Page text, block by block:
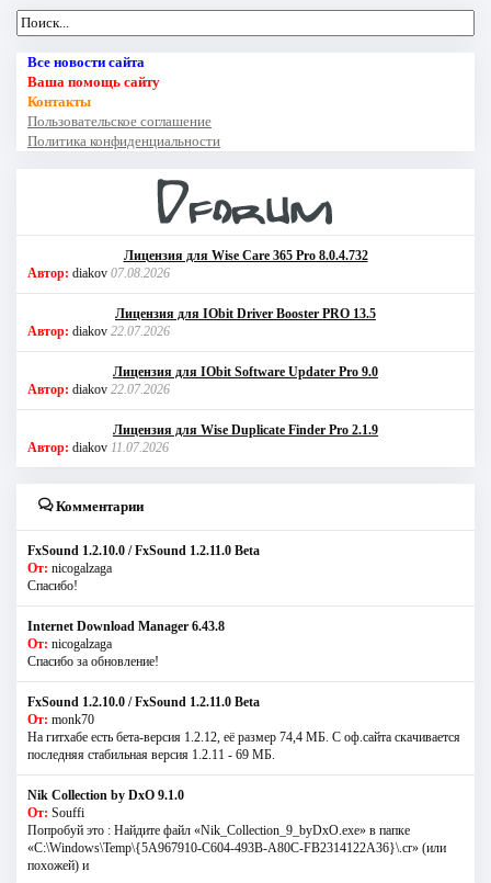
Все новости сайта
Ваша помощь сайту
Контакты
Пользовательское соглашение
Политика конфиденциальности
Лицензия для Wise Care 365 Pro 8.0.4.732
Автор: diakov 07.08.2026
Лицензия для IObit Driver Booster PRO 13.5
Автор: diakov 22.07.2026
Лицензия для IObit Software Updater Pro 9.0
Автор: diakov 22.07.2026
Лицензия для Wise Duplicate Finder Pro 2.1.9
Автор: diakov 11.07.2026
Комментарии
FxSound 1.2.10.0 / FxSound 1.2.11.0 Beta
От: nicogalzaga
Спасибо!
Internet Download Manager 6.43.8
От: nicogalzaga
Спасибо за обновление!
FxSound 1.2.10.0 / FxSound 1.2.11.0 Beta
От: monk70
На гитхабе есть бета-версия 1.2.12, её размер 74,4 МБ. С оф.сайта скачивается
последняя стабильная версия 1.2.11 - 69 МБ.
Nik Collection by DxO 9.1.0
От: Souffi
Попробуй это : Найдите файл «Nik_Collection_9_byDxO.exe» в папке
«C:\Windows\Temp\{5A967910-C604-493B-A80C-FB2314122A36}\.cr» (или
похожей) и